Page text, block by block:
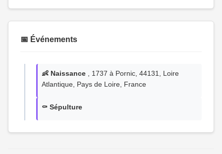
📅 Événements
👶 Naissance , 1737 à Pornic, 44131, Loire
Atlantique, Pays de Loire, France
⚰️ Sépulture